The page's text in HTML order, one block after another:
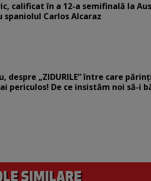
calificat în a 12-a semifinală la
spaniolul Carlos Alcaraz
despre „ZIDURILE” între care
periculos! De ce insistăm noi să-i